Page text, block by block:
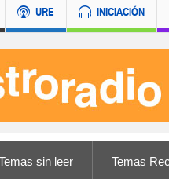
URE INICIACIÓN
sin leer Temas